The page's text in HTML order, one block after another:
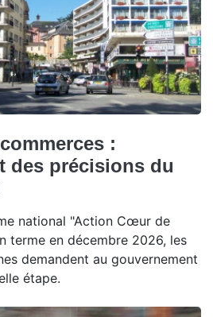
:
des précisions du
national "Action Cœur de
terme en décembre 2026, les
demandent au gouvernement
étape.